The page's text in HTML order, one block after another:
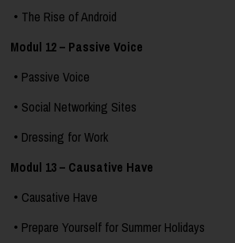
• The Rise of Android
Modul 12 – Passive Voice
• Passive Voice
• Social Networking Sites
• Dressing for Work
Modul 13 – Causative Have
• Causative Have
• Prepare Yourself for Summer Holidays